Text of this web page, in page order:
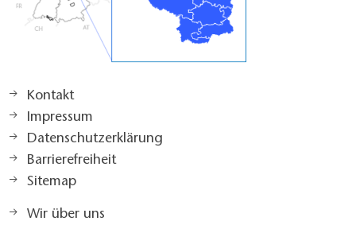
Kontakt
Impressum
Datenschutzerklärung
Barrierefreiheit
Sitemap
Wir über uns